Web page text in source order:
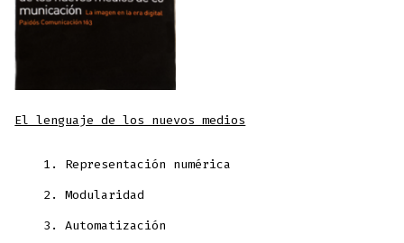
El lenguaje de los nuevos medios
Representación numérica
Modularidad
Automatización